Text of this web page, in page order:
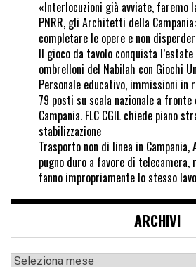
«Interlocuzioni già avviate, faremo
PNRR, gli Architetti della
completare le opere e non
Il gioco da tavolo conquista
ombrelloni del Nabilah con Giochi
Personale educativo, immissioni in
79 posti su scala nazionale a fronte
Campania. FLC CGIL chiede piano
stabilizzazione
Trasporto non di linea in Campania,
pugno duro a favore di telecamera,
fanno impropriamente lo stesso
ARCHIVI